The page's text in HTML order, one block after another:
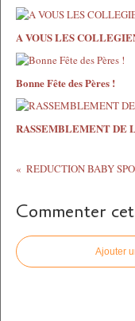
A VOUS LES
Bonne Fête des Pères !
RASSEMBLEMENT DE
REDUCTION BABY
Commenter
Ajouter